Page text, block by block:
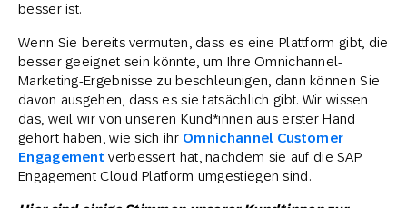
besser ist.
Wenn Sie bereits vermuten, dass es eine Plattform gibt, die
besser geeignet sein könnte, um Ihre Omnichannel-
Marketing-Ergebnisse zu beschleunigen, dann können Sie
davon ausgehen, dass es sie tatsächlich gibt. Wir wissen
das, weil wir von unseren Kund*innen aus erster Hand
gehört haben, wie sich ihr Omnichannel Customer
Engagement verbessert hat, nachdem sie auf die SAP
Engagement Cloud Platform umgestiegen sind.